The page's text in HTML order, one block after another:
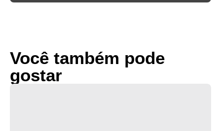
Você também pode
gostar